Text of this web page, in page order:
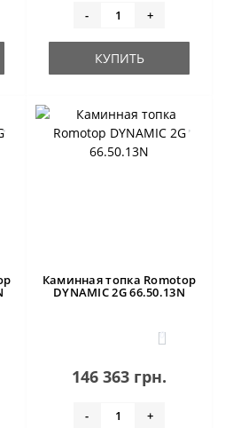
- +
КУПИТЬ
Каминная топка Romotop
DYNAMIC 2G 66.50.13N
0
146 363 грн.
- +